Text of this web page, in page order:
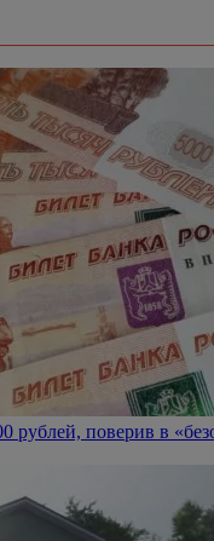
рублей, поверив в